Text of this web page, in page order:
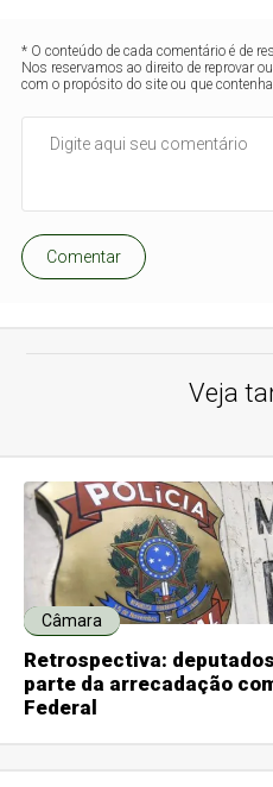
* O conteúdo de cada comentário é de
Nos reservamos ao direito de reprovar
com o propósito do site ou que
Comentar
Veja
Câmara
Retrospectiva:
parte da arrecadação
Federal